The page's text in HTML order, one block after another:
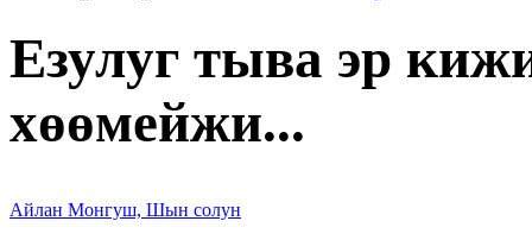
Езулуг тыва эр
хөөмейжи...
Айлан Монгуш, Шын солун